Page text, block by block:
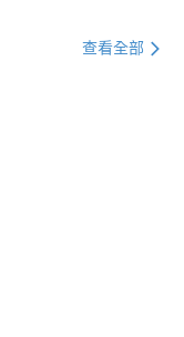
查看全部